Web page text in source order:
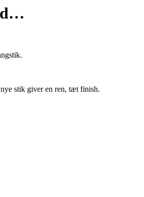
stik giver en ren, tæt finish.